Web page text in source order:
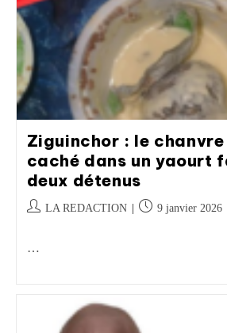
Ziguinchor : le
caché dans un yaourt
deux détenus
LA REDACTION 9 janvier 2026
…